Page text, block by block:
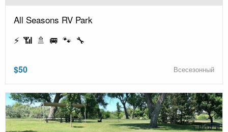
All Seasons RV Park
⚡ 📶 🚿 🚐 🐾 🔧
$50 Всесезонный